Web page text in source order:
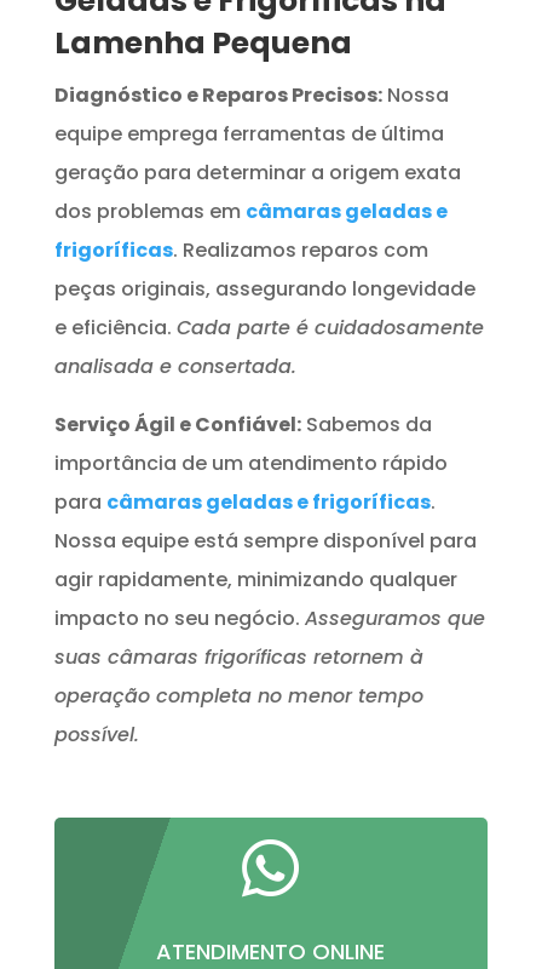
Lamenha Pequena
Diagnóstico e Reparos Precisos:Nossa
equipe emprega ferramentas de última
geração para determinar a origem exata
dos problemas em câmaras geladas e
frigoríficas. Realizamos reparos com
peças originais, assegurando longevidade
e eficiência. Cada parte é cuidadosamente
analisada e consertada.
Serviço Ágil e Confiável:Sabemos da
importância de um atendimento rápido
para câmaras geladas e frigoríficas.
Nossa equipe está sempre disponível para
agir rapidamente, minimizando qualquer
impacto no seu negócio. Asseguramos que
suas câmaras frigoríficas retornem à
operação completa no menor tempo
possível.

ATENDIMENTO ONLINE